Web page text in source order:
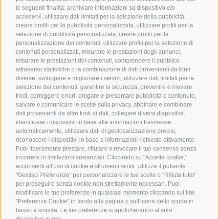
le seguenti finalità: archiviare informazioni su dispositivo e/o
accedervi, utilizzare dati limitati per la selezione della pubblicità,
creare profili per la pubblicità personalizzata, utilizzare profili per la
selezione di pubblicità personalizzata, creare profili per la
personalizzazione dei contenuti, utilizzare profili per la selezione di
contenuti personalizzati, misurare le prestazioni degli annunci,
misurare le prestazioni dei contenuti, comprendere il pubblico
attraverso statistiche o la combinazione di dati provenienti da fonti
diverse, sviluppare e migliorare i servizi, utilizzare dati limitati per la
selezione dei contenuti, garantire la sicurezza, prevenire e rilevare
frodi, correggere errori, erogare e presentare pubblicità e contenuto,
salvare e comunicare le scelte sulla privacy, abbinare e combinare
dati provenienti da altre fonti di dati, collegare diversi dispositivi,
identificare i dispositivi in base alle informazioni trasmesse
automaticamente, utilizzare dati di geolocalizzazione precisi,
riconoscere i dispositivi in base a informazioni richieste attivamente.
Puoi liberamente prestare, rifiutare o revocare il tuo consenso senza
incorrere in limitazioni sostanziali. Cliccando su "Accetta cookie,"
acconsenti all'uso di cookie e strumenti simili. Utilizza il pulsante
"Gestisci Preferenze" per personalizzare le tue scelte o "Rifiuta tutto"
per proseguire senza cookie non strettamente necessari. Puoi
modificare le tue preferenze in qualsiasi momento cliccando sul link
"Preferenze Cookie" in fondo alla pagina o sull'icona dello scudo in
basso a sinistra. Le tue preferenze si applicheranno al solo
Technolab Communication Srl
Viale Pecori Giraldi 20/B,
36061 Bassano del Grappa (VI) Italy
P.IVA: 023630980243 – REA n: 225438
Reg. Imprese di Vicenza: 02360980243
Capitale Sociale €30.000 i.v.
Scegli
una
lingua
CONTATTI
+39 0424 500978
info@technolab.it